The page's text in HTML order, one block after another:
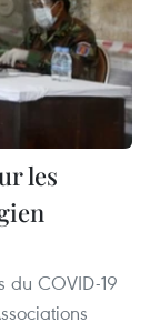
les
du COVID-19